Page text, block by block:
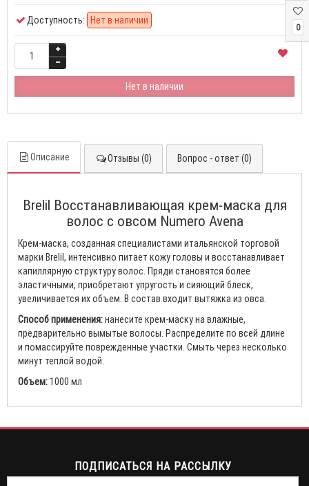
0
Доступность: Нет в наличии
Нет в наличии
Описание Отзывы (0) Вопрос - ответ (0)
Brelil Восстанавливающая крем-маска для
волос с овсом Numero Avena
Крем-маска, созданная специалистами итальянской торговой
марки Brelil, интенсивно питает кожу головы и восстанавливает
капиллярную структуру волос. Пряди становятся более
эластичными, приобретают упругость и сияющий блеск,
увеличивается их объем. В состав входит вытяжка из овса.
Способ применения:нанесите крем-маску на влажные,
предварительно вымытые волосы. Распределите по всей длине
и помассируйте поврежденные участки. Смыть через несколько
минут теплой водой.
Объем:1000 мл
ПОДПИСАТЬСЯ НА РАССЫЛКУ